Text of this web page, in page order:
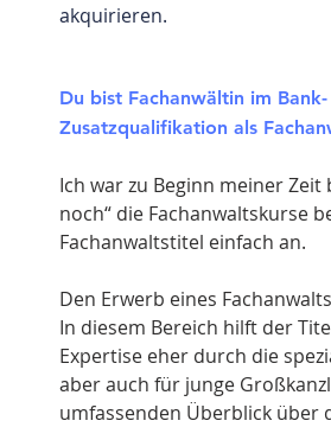
akquirieren.
Du bist Fachanwältin im
Zusatzqualifikation als
Ich war zu Beginn meiner
noch“ die Fachanwaltskurse
Fachanwaltstitel einfach an.
Den Erwerb eines
In diesem Bereich hilft der
Expertise eher durch die
aber auch für junge
umfassenden Überblick über